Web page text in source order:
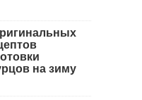
на зиму